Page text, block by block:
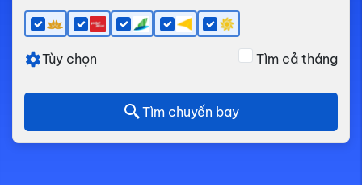
Tùy chọn Tìm cả tháng
Tìm chuyến bay